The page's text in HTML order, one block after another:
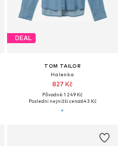
DEAL
TOM TAILOR
Halenka
827 Kč
Původně: 1 249 Kč
Poslední nejnižší cena:643 Kč